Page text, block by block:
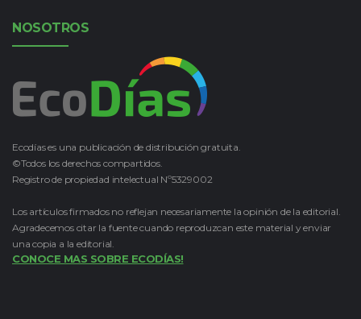
NOSOTROS
Ecodías es una publicación de distribución gratuita.
©Todos los derechos compartidos.
Registro de propiedad intelectual Nº5329002
Los artículos firmados no reflejan necesariamente la opinión de la editorial.
Agradecemos citar la fuente cuando reproduzcan este material y enviar
una copia a la editorial.
CONOCE MAS SOBRE ECODÍAS!